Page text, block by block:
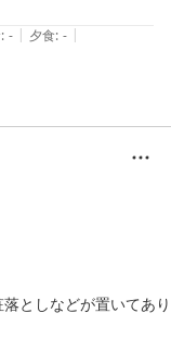
: - | 夕食: - |
としなどが置いてあり